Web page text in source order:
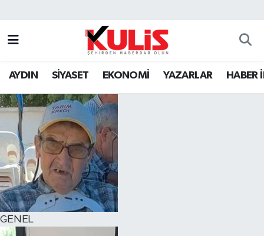
AYDIN SİYASET EKONOMİ YAZARLAR HABER
GENEL